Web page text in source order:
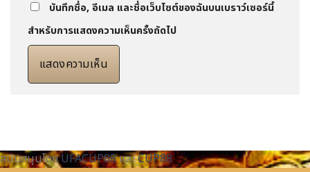
บันทึกชื่อ, อีเมล และชื่อเว็บไซต์ของฉันบนเบราว์เซอร์นี้
สำหรับการแสดงความเห็นครั้งถัดไป
สนับสนุนโดยUFACUP88และCUP88